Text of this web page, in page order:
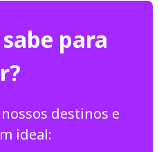
para
destinos e
ideal: